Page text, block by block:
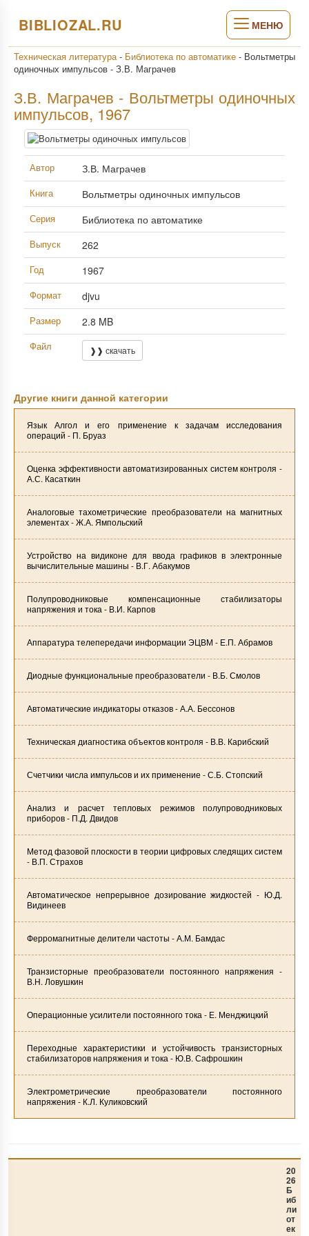
BIBLIOZAL.RU МЕНЮ
Техническая литература- Библиотека по автоматике - Вольтметры
одиночных импульсов - З.В. Маграчев
З.В. Маграчев - Вольтметры одиночных
импульсов, 1967
Автор З.В. Маграчев
Книга Вольтметры одиночных импульсов
Серия Библиотека по автоматике
Выпуск 262
Год 1967
Формат djvu
Размер 2.8 MB
Файл ❱❱ скачать
Другие книги данной категории
Язык Алгол и его применение к задачам исследования
операций - П. Бруаз
Оценка эффективности автоматизированных систем контроля -
А.С. Касаткин
Аналоговые тахометрические преобразователи на магнитных
элементах - Ж.А. Ямпольский
Устройство на видиконе для ввода графиков в электронные
вычислительные машины - В.Г. Абакумов
Полупроводниковые компенсационные стабилизаторы
напряжения и тока - В.И. Карпов
Аппаратура телепередачи информации ЭЦВМ - Е.П. Абрамов
Диодные функциональные преобразователи - В.Б. Смолов
Автоматические индикаторы отказов - А.А. Бессонов
Техническая диагностика объектов контроля - В.В. Карибский
Счетчики числа импульсов и их применение - С.Б. Стопский
Анализ и расчет тепловых режимов полупроводниковых
приборов - П.Д. Двидов
Метод фазовой плоскости в теории цифровых следящих систем
- В.П. Страхов
Автоматическое непрерывное дозирование жидкостей - Ю.Д.
Видинеев
Ферромагнитные делители частоты - А.М. Бамдас
Транзисторные преобразователи постоянного напряжения -
В.Н. Ловушкин
Операционные усилители постоянного тока - Е. Менджицкий
Переходные характеристики и устойчивость транзисторных
стабилизаторов напряжения и тока - Ю.В. Сафрошкин
Электрометрические преобразователи постоянного
напряжения - К.Л. Куликовский
20
26
Б
иб
ли
от
ек